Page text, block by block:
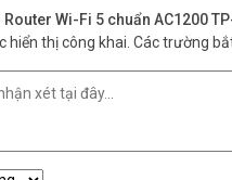
Wi-Fi 5 chuẩn AC1200
hiển thị công khai. Các trường